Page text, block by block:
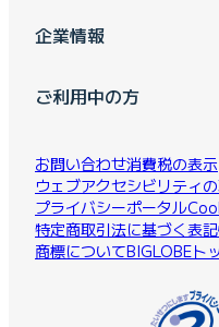
企業情報
ご利用中の方
お問い合わせ消費税の表示
ウェブアクセシビリティ
プライバシーポータル
特定商取引法に基づく表記
商標についてBIGLOBEト